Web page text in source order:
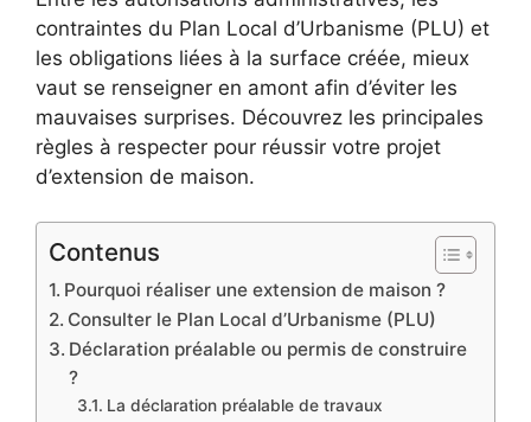
contraintes du Plan Local d’Urbanisme (PLU) et
les obligations liées à la surface créée, mieux
vaut se renseigner en amont afin d’éviter les
mauvaises surprises. Découvrez les principales
règles à respecter pour réussir votre projet
d’extension de maison.
Contenus
Pourquoi réaliser une extension de maison ?
Consulter le Plan Local d’Urbanisme (PLU)
Déclaration préalable ou permis de construire
?
La déclaration préalable de travaux